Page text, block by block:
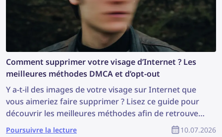
Comment supprimer votre visage d’Internet ? Les
meilleures méthodes DMCA et d’opt-out
Y a-t-il des images de votre visage sur Internet que
vous aimeriez faire supprimer ? Lisez ce guide pour
découvrir les meilleures méthodes afin de retrouver
et supprimer vos photos en ligne.
Poursuivre la lecture 10.07.2026